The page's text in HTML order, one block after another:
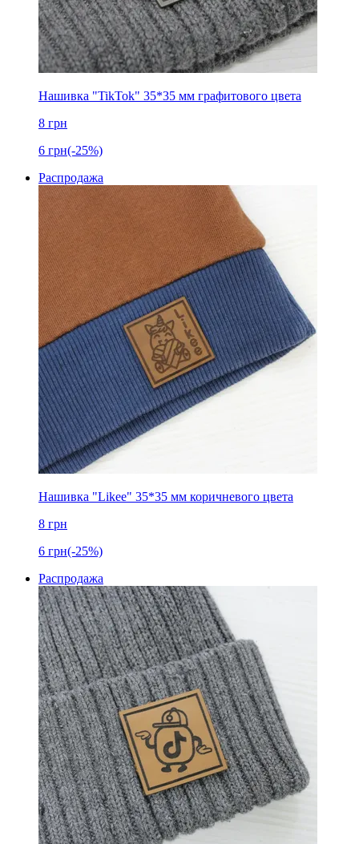
Нашивка "TikTok" 35*35 мм графитового цвета
8 грн
6 грн(-25%)
Распродажа
Нашивка "Likee" 35*35 мм коричневого цвета
8 грн
6 грн(-25%)
Распродажа